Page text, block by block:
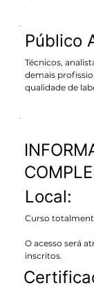
Público
Técnicos,
demais
qualidade de
Local:
Curso
O acesso será
inscritos.